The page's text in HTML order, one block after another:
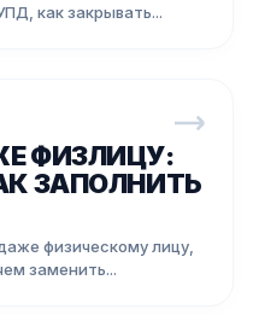
как закрывать...
ФИЗЛИЦУ:
ЗАПОЛНИТЬ
физическому лицу,
заменить...